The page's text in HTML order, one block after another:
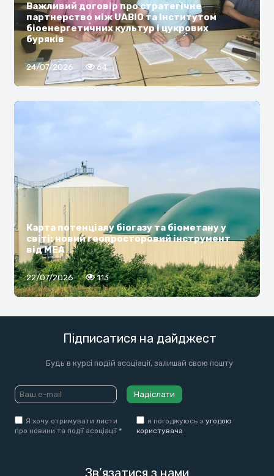
Важливий договір про стратегічне
партнерство між UABIO та Інститутом
біоенергетичних культур і цукрових
буряків
24/07/2026 64
Карта потенціалу біогазу та біометану у
світі: новий геопросторовий інструмент
від МЕА
22/07/2026 113
Підписатися на дайджест
Будь в курсі подій асоціації, залишай свою пошту
Надіслати
Я хочу отримувати листи
про новини та події асоціації *
я погоджуюсь з угодою
користувача
Зв’язатися з нами